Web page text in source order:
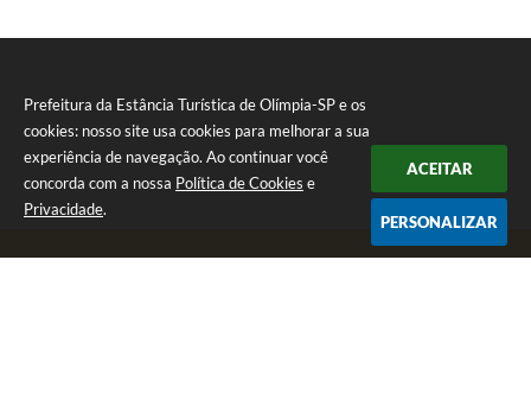
Prefeitura da Estância Turística de Olímpia-SP e os
cookies: nosso site usa cookies para melhorar a sua
experiência de navegação. Ao continuar você
concorda com a nossa Política de Cookies e
Privacidade.
ACEITAR
PERSONALIZAR